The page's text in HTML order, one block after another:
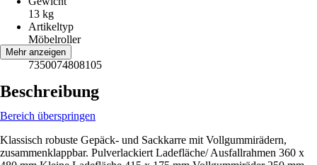
13 kg
Artikeltyp
Möbelroller
EAN
7350074808105
Mehr anzeigen
Beschreibung
Bereich überspringen
Klassisch robuste Gepäck- und Sackkarre mit Vollgummirädern,
zusammenklappbar. Pulverlackiert Ladefläche/ Ausfallrahmen 360 x